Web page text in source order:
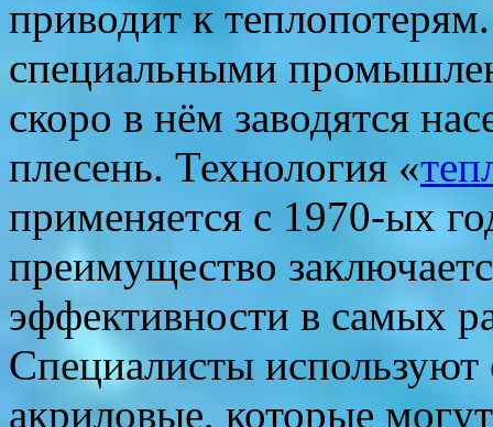
приводит к
специальными
скоро в нём заводятся
плесень. Технология «
применяется с 1970-ых
преимущество
эффективности в самых
Специалисты
акриловые, которые